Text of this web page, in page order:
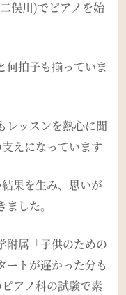
俣川)でピアノを始
何拍子も揃っていま
レッスンを熱心に聞
えになっています
果を生み、思いが
した。
附属「子供のための
ートが遅かった分も
アノ科の試験で素